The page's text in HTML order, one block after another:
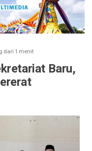
dari 1 menit
Baru,